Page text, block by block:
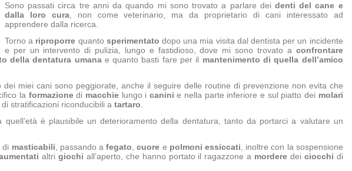
Sono passati circa tre anni da quando mi sono trovato a parlare dei denti del cane e
dalla loro cura, non come veterinario, ma da proprietario di cani interessato ad
apprendere dalla ricerca.
Torno a riproporre quanto sperimentato dopo una mia visita dal dentista per un incidente
e per un intervento di pulizia, lungo e fastidioso, dove mi sono trovato a confrontare
della dentatura umanae quanto basti fare per il mantenimento di quella dell’amico
dei miei cani sono peggiorate, anche il seguire delle routine di prevenzione non evita che
la formazionedi macchielungo i canini e nella parte inferiore e sul piatto dei molari
stratificazioni riconducibili a tartaro
quell’età è plausibile un deterioramento della dentatura, tanto da portarci a valutare un
di masticabili , passando afegato ,cuore e polmoni essiccati , inoltre con la sospensione
altrigiochi all’aperto, che hanno portato il ragazzone a mordere dei ciocchi di